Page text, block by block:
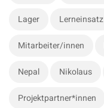
Lager Lerneinsatz
Mitarbeiter/innen
Nepal Nikolaus
Projektpartner*innen